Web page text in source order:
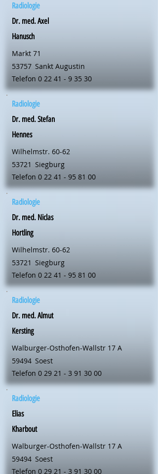
Radiologie
Dr. med. Axel
Hanusch
Markt 71
53757 Sankt Augustin
Telefon 0 22 41 - 9 35 30
Radiologie
Dr. med. Stefan
Hennes
Wilhelmstr. 60-62
53721 Siegburg
Telefon 0 22 41 - 95 81 00
Radiologie
Dr. med. Niclas
Hortling
Wilhelmstr. 60-62
53721 Siegburg
Telefon 0 22 41 - 95 81 00
Radiologie
Dr. med. Almut
Kersting
Walburger-Osthofen-Wallstr 17 A
59494 Soest
Telefon 0 29 21 - 3 91 30 00
Radiologie
Elias
Kharbout
Walburger-Osthofen-Wallstr 17 A
59494 Soest
Telefon 0 29 21 - 3 91 30 00